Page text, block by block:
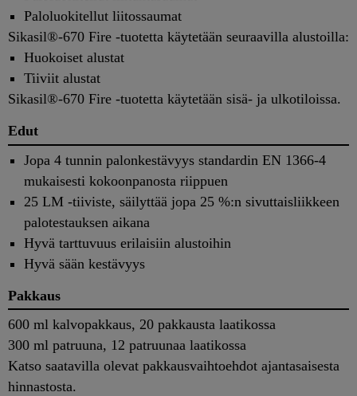
Paloluokitellut liitossaumat
Sikasil®-670 Fire -tuotetta käytetään seuraavilla alustoilla:
Huokoiset alustat
Tiiviit alustat
Sikasil®-670 Fire -tuotetta käytetään sisä- ja ulkotiloissa.
Edut
Jopa 4 tunnin palonkestävyys standardin EN 1366-4
mukaisesti kokoonpanosta riippuen
25 LM -tiiviste, säilyttää jopa 25 %:n sivuttaisliikkeen
palotestauksen aikana
Hyvä tarttuvuus erilaisiin alustoihin
Hyvä sään kestävyys
Pakkaus
600 ml kalvopakkaus, 20 pakkausta laatikossa
300 ml patruuna, 12 patruunaa laatikossa
Katso saatavilla olevat pakkausvaihtoehdot ajantasaisesta
hinnastosta.